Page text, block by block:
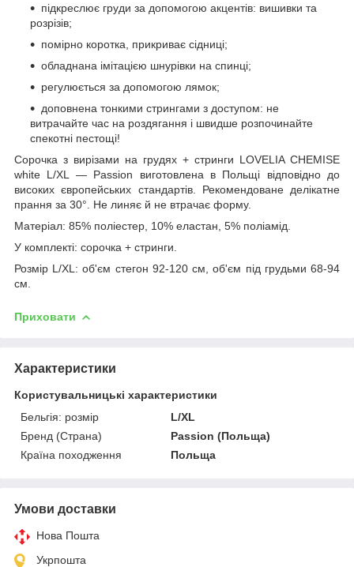
підкреслює груди за допомогою акцентів: вишивки та
розрізів;
помірно коротка, прикриває сідниці;
обладнана імітацією шнурівки на спинці;
регулюється за допомогою лямок;
доповнена тонкими стрингами з доступом: не
витрачайте час на роздягання і швидше розпочинайте
спекотні пестощі!
Сорочка з вирізами на грудях + стринги LOVELIA CHEMISE
white L/XL — Passion виготовлена в Польщі відповідно до
високих європейських стандартів. Рекомендоване делікатне
прання за 30°. Не линяє й не втрачає форму.
Матеріал: 85% поліестер, 10% еластан, 5% поліамід.
У комплекті: сорочка + стринги.
Розмір L/XL: об'єм стегон 92-120 см, об'єм під грудьми 68-94
см.
Приховати
Характеристики
Користувальницькі характеристики
Бельгія: розмір
L/XL
Бренд (Страна)
Passion (Польща)
Країна походження
Польща
Умови доставки
Нова Пошта
Укрпошта